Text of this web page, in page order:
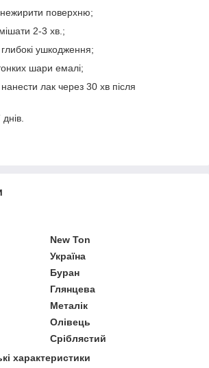
поверхню;
2-3 хв.;
ушкодження;
шари емалі;
лак через 30 хв після
New Ton
Україна
Буран
Глянцева
Металік
Олівець
Сріблястий
характеристики